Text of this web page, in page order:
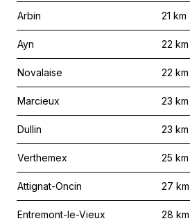
Arbin 21 km
Ayn 22 km
Novalaise 22 km
Marcieux 23 km
Dullin 23 km
Verthemex 25 km
Attignat-Oncin 27 km
Entremont-le-Vieux 28 km